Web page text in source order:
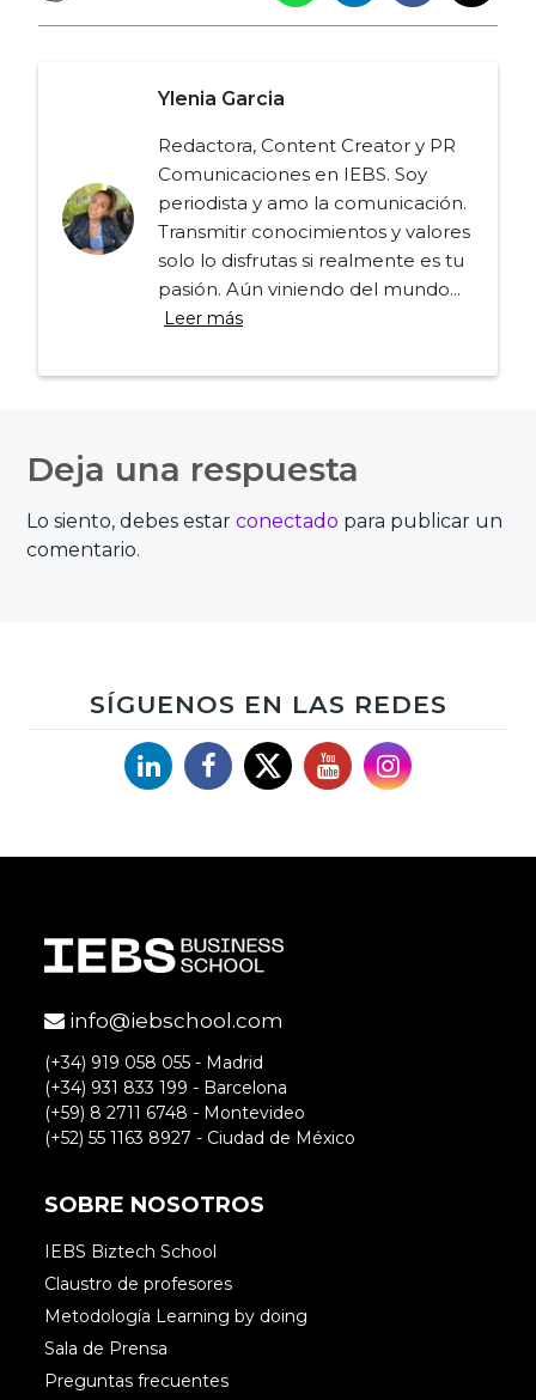
Ylenia Garcia
Redactora, Content Creator y PR
Comunicaciones en IEBS. Soy
periodista y amo la comunicación.
Transmitir conocimientos y valores
solo lo disfrutas si realmente es tu
pasión. Aún viniendo del mundo...
Leer más
de
entradas
Deja una respuesta
Lo siento, debes estarconectado para publicar un
comentario.
SÍGUENOS EN LAS REDES
LinkedinFacebook
X YouTubeInstagram
info@iebschool.com
(+34) 919 058 055 - Madrid
(+34) 931 833 199 - Barcelona
(+59) 8 2711 6748 - Montevideo
(+52) 55 1163 8927 - Ciudad de México
SOBRE NOSOTROS
IEBS Biztech School
Claustro de profesores
Metodología Learning by doing
Sala de Prensa
Preguntas frecuentes